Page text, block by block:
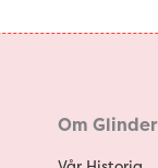
Om Glinder